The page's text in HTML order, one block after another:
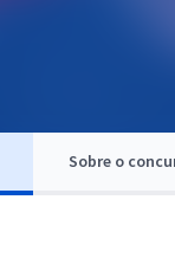
Sobre o